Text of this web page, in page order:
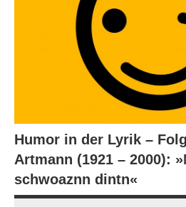
Humor in der Lyrik –
Artmann (1921 – 2000):
schwoaznn dintn«